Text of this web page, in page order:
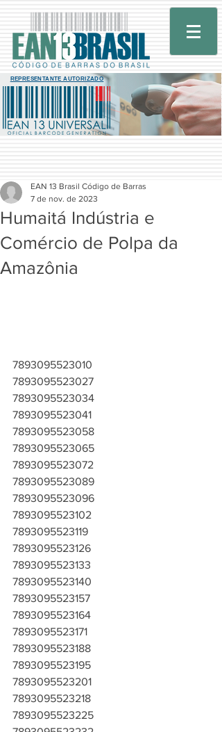
REPRESENTANTE AUTORIZADO
Humaitá Indústria e
Comércio de Polpa da
Amazônia
EAN 13 Brasil Código de Barras
7 de nov. de 2023
7893095523010
7893095523027
7893095523034
7893095523041
7893095523058
7893095523065
7893095523072
7893095523089
7893095523096
7893095523102
7893095523119
7893095523126
7893095523133
7893095523140
7893095523157
7893095523164
7893095523171
7893095523188
7893095523195
7893095523201
7893095523218
7893095523225